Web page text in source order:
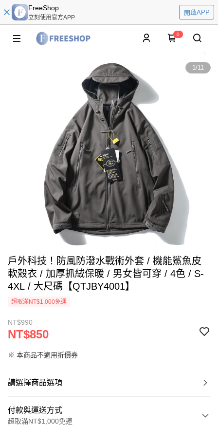
FreeShop
立刻使用官方APP
開啟APP
0
1/11
戶外科技！防風防潑水戰術外套 / 機能鯊魚皮
軟殼衣 / 加厚抓絨保暖 / 男女皆可穿 / 4色 / S-
4XL / 大尺碼【QTJBY4001】
超取滿NT$1,000免運
NT$990
NT$850
※ 本商品不適用折價券
請選擇商品選項
付款與運送方式
超取滿NT$1,000免運